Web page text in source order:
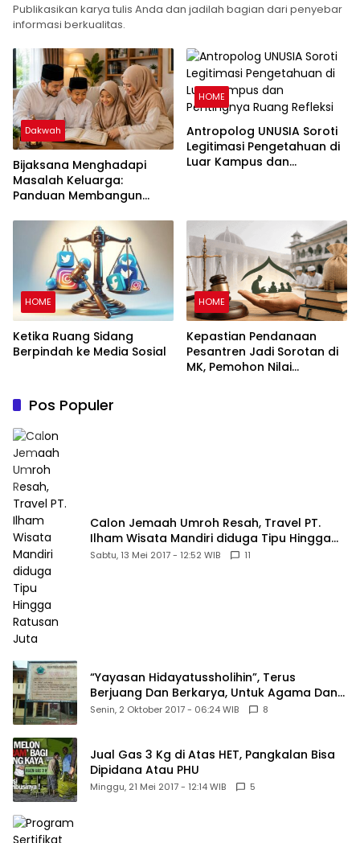
Publikasikan karya tulis Anda dan jadilah bagian dari penyebar
informasi berkualitas.
Dakwah
Bijaksana Menghadapi
Masalah Keluarga:
Panduan Membangun
Perspektif Islam
HOME
Antropolog UNUSIA Soroti
Legitimasi Pengetahuan di
Luar Kampus dan
HOME
Ketika Ruang Sidang
Berpindah ke Media Sosial
HOME
Kepastian Pendanaan
Pesantren Jadi Sorotan di
MK, Pemohon Nilai
Pos Populer
Calon Jemaah Umroh Resah, Travel PT.
Ilham Wisata Mandiri diduga Tipu Hingga
Ratusan Juta
Sabtu, 13 Mei 2017 - 12:52 WIB 11
“Yayasan Hidayatussholihin”, Terus
Berjuang Dan Berkarya, Untuk Agama Dan
Bangsa
Senin, 2 Oktober 2017 - 06:24 WIB 8
Jual Gas 3 Kg di Atas HET, Pangkalan Bisa
Dipidana Atau PHU
Minggu, 21 Mei 2017 - 12:14 WIB 5